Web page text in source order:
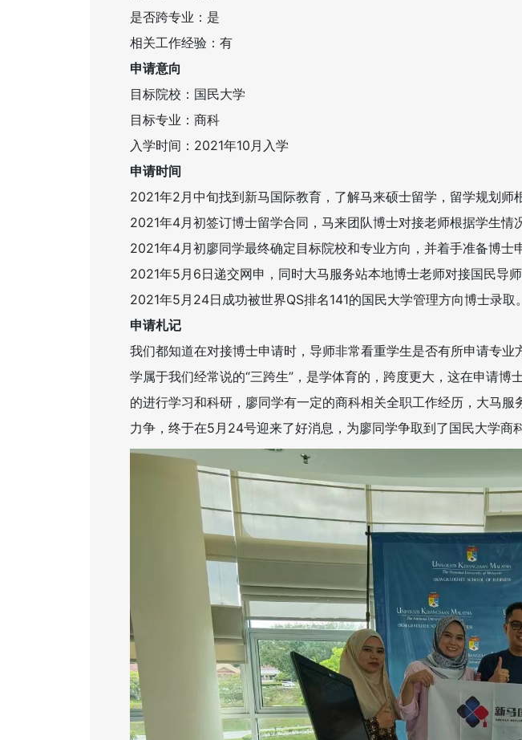
是否跨专业：是
相关工作经验：有
申请意向
目标院校：国民大学
目标专业：商科
入学时间：2021年10月入学
申请时间
2021年2月中旬找到新马国际教育，了解马来硕士留学，留学规划师
2021年4月初签订博士留学合同，马来团队博士对接老师根据学生情
2021年4月初廖同学最终确定目标院校和专业方向，并着手准备博士
2021年5月6日递交网申，同时大马服务站本地博士老师对接国民导师
2021年5月24日成功被世界QS排名141的国民大学管理方向博士录取
申请札记
我们都知道在对接博士申请时，导师非常看重学生是否有所申请专
学属于我们经常说的“三跨生”，是学体育的，跨度更大，这在申请
的进行学习和科研，廖同学有一定的商科相关全职工作经历，大马
力争，终于在5月24号迎来了好消息，为廖同学争取到了国民大学商